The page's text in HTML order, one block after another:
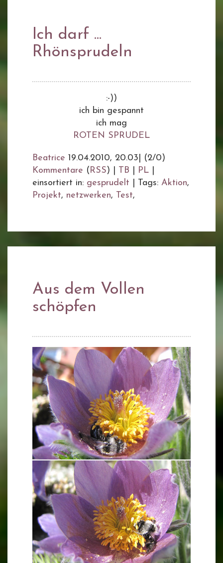
Ich darf ...
Rhönsprudeln
:-))
ich bin gespannt
ich mag
ROTEN SPRUDEL
Beatrice 19.04.2010, 20.03
(2/0)
Kommentare ( RSS) | TB PL
einsortiert in: gesprudelt Tags: Aktion,
Projekt, netzwerken, Test,
Aus dem Vollen
schöpfen